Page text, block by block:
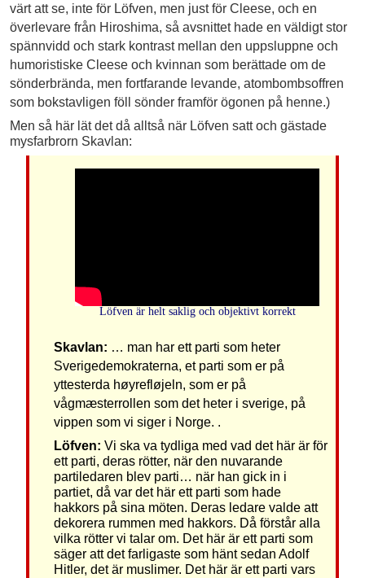
värt att se, inte för Löfven, men just för Cleese, och en
överlevare från Hiroshima, så avsnittet hade en väldigt stor
spännvidd och stark kontrast mellan den uppsluppne och
humoristiske Cleese och kvinnan som berättade om de
sönderbrända, men fortfarande levande, atombombsoffren
som bokstavligen föll sönder framför ögonen på henne.)
Men så här lät det då alltså när Löfven satt och gästade
mysfarbrorn Skavlan:
Löfven är helt saklig och objektivt korrekt
Skavlan: … man har ett parti som heter
Sverigedemokraterna, et parti som er på
yttesterda høyrefløjeln, som er på
vågmæsterrollen som det heter i sverige, på
vippen som vi siger i Norge. .
Löfven: Vi ska va tydliga med vad det här är för
ett parti, deras rötter, när den nuvarande
partiledaren blev parti… när han gick in i
partiet, då var det här ett parti som hade
hakkors på sina möten. Deras ledare valde att
dekorera rummen med hakkors. Då förstår alla
vilka rötter vi talar om. Det här är ett parti som
säger att det farligaste som hänt sedan Adolf
Hitler, det är muslimer. Det här är ett parti vars